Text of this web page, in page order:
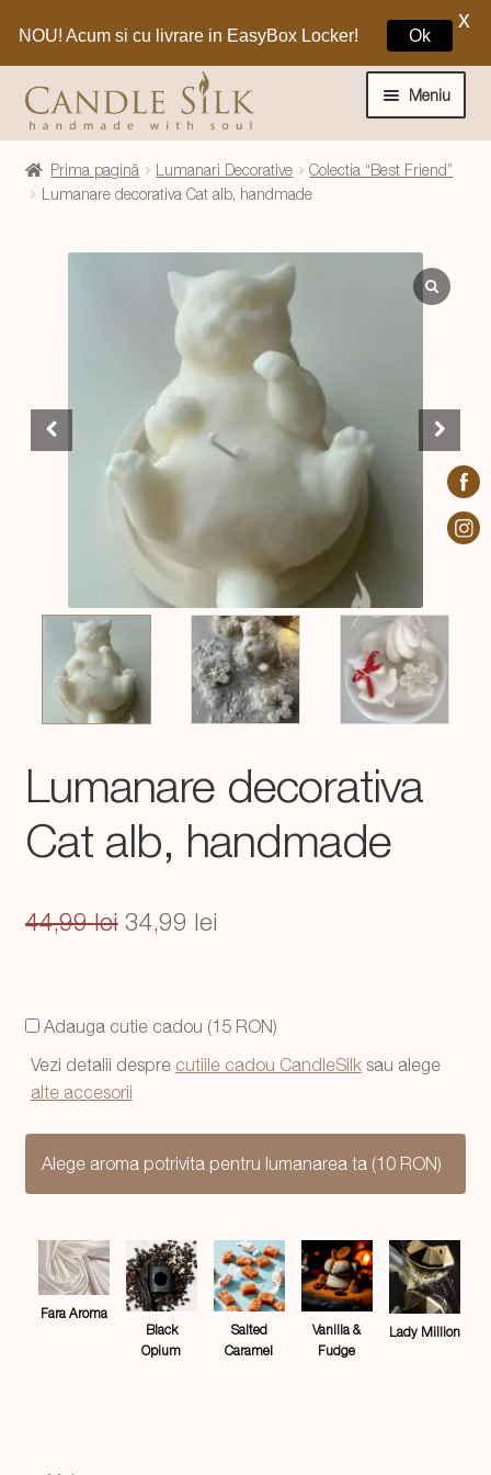
la
navigare
la
conținut
Meniu
Home
Lumanari si decoratiuni
Extinde
meniul
Prima pagină Lumanari Decorative
Colectia “Best Friend”
Lumanare decorativa Cat alb, handmade
Lumanare decorativa
Cat alb, handmade
44,99lei Prețul
fost:
44,99 lei.
34,99 lei
34,99 lei.
Adauga cutie cadou (15 RON)
Vezi detalii despre cutiile cadou CandleSilksau alege
alte accesorii
Alege aroma potrivita pentru lumanarea ta (10 RON)
Fara Aroma
Black
Opium
Salted
Caramel
Vanilla &
Fudge
Lady Million
NOU! Acum si cu livrare in EasyBox Locker! Ok
X